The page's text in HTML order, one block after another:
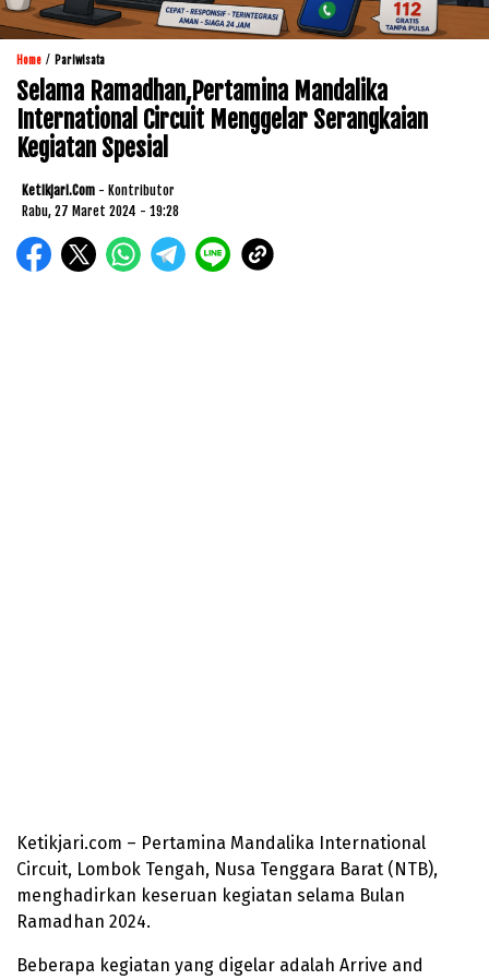
Home / Pariwisata
Selama Ramadhan,Pertamina Mandalika
International Circuit Menggelar Serangkaian
Kegiatan Spesial
Ketikjari.com - Kontributor
Rabu, 27 Maret 2024 - 19:28
Ketikjari.com – Pertamina Mandalika International
Circuit, Lombok Tengah, Nusa Tenggara Barat (NTB),
menghadirkan keseruan kegiatan selama Bulan
Ramadhan 2024.
Beberapa kegiatan yang digelar adalah Arrive and